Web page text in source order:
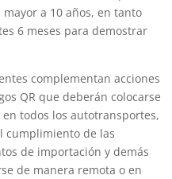
a 10 años, en tanto
6 meses para demostrar
complementan acciones
QR que deberán colocarse
en todos los autotransportes,
cumplimiento de las
de importación y demás
de manera remota o en